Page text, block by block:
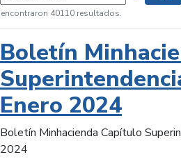
encontraron 40110 resultados.
Boletín
Enero 2024
Boletín Minhacienda Capítulo
2024